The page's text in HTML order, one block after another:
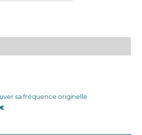
sa fréquence originelle
€